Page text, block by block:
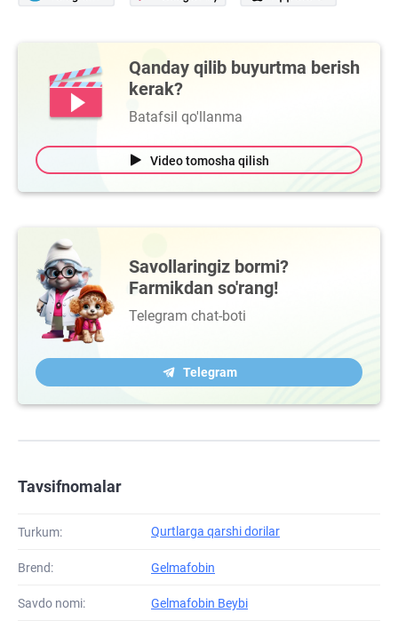
Qanday qilib buyurtma berish
kerak?
Batafsil qo'llanma
Video tomosha qilish
Savollaringiz bormi?
Farmikdan so'rang!
Telegram chat-boti
Telegram
Tavsifnomalar
Turkum: Qurtlarga qarshi dorilar
Brend: Gelmafobin
Savdo nomi: Gelmafobin Beybi